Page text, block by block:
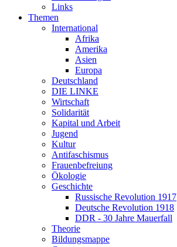
Links
Themen
International
Afrika
Amerika
Asien
Europa
Deutschland
DIE LINKE
Wirtschaft
Solidarität
Kapital und Arbeit
Jugend
Kultur
Antifaschismus
Frauenbefreiung
Ökologie
Geschichte
Russische Revolution 1917
Deutsche Revolution 1918
DDR - 30 Jahre Mauerfall
Theorie
Bildungsmappe